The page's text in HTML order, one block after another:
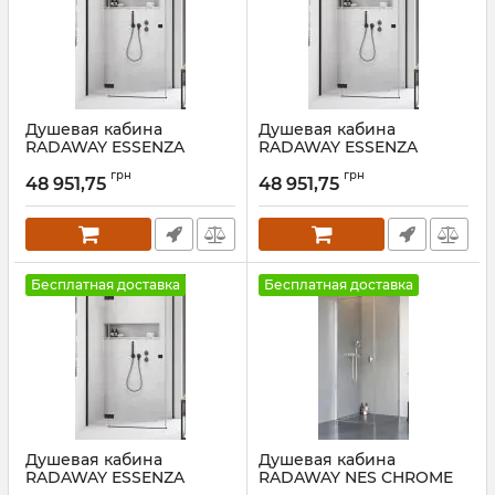
Душевая кабина
RADAWAY ESSENZA
Артикул:1385044-54-01L+384051-
48 951,75 грн
Душевая кабина
RADAWAY ESSENZA
Артикул:1385044-54-01L+384049-
48 951,75 грн
Бесплатная доставка
Душевая кабина
RADAWAY ESSENZA
Бесплатная доставка
Душевая кабина
RADAWAY NES CHROME